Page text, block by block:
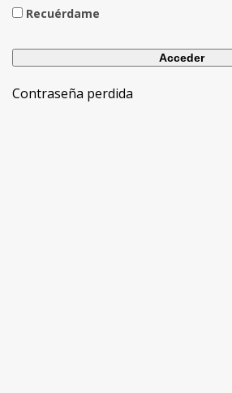
Recuérdame
Contraseña perdida